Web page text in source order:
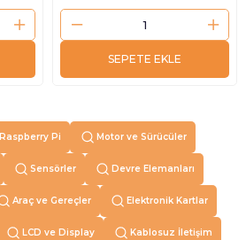
SEPETE EKLE
Raspberry Pi Motor ve Sürücüler
Sensörler Devre Elemanları
Araç ve Gereçler Elektronik Kartlar
LCD ve Display Kablosuz İletişim